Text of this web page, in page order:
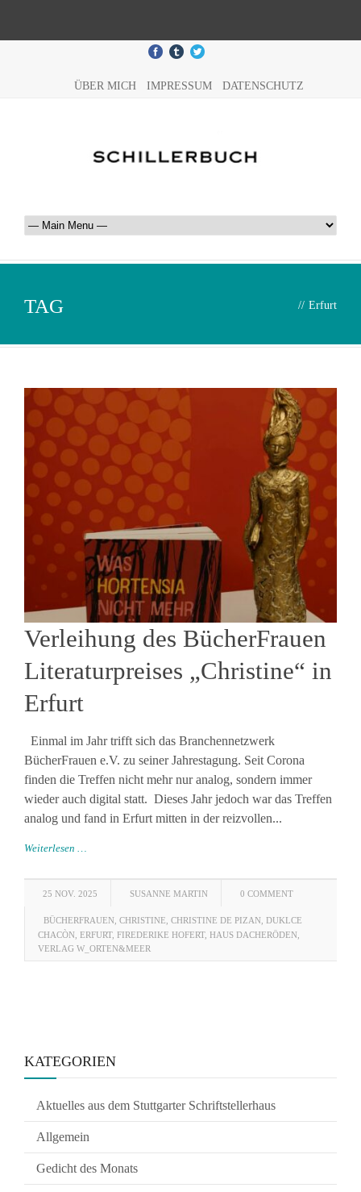
ÜBER MICH IMPRESSUM DATENSCHUTZ
TAG // Erfurt
Verleihung des BücherFrauen
Literaturpreises „Christine“ in
Erfurt
Einmal im Jahr trifft sich das Branchennetzwerk
BücherFrauen e.V. zu seiner Jahrestagung. Seit Corona
finden die Treffen nicht mehr nur analog, sondern immer
wieder auch digital statt. Dieses Jahr jedoch war das Treffen
analog und fand in Erfurt mitten in der reizvollen...
Weiterlesen …
25 NOV. 2025 SUSANNE MARTIN 0 COMMENT
BÜCHERFRAUEN CHRISTINE CHRISTINE DE PIZAN DUKLCE
CHACÒN ERFURT, FIREDERIKE HOFERT, HAUS DACHERÖDEN
VERLAG W_ORTEN&MEER
KATEGORIEN
Aktuelles aus dem Stuttgarter Schriftstellerhaus
Allgemein
Gedicht des Monats